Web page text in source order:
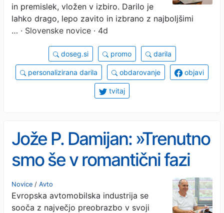
in premislek, vložen v izbiro. Darilo je
lahko drago, lepo zavito in izbrano z najboljšimi
… · Slovenske novice · 4d
doseg.si promo darila
personalizirana darila obdarovanje objavi
tvitaj
Jože P. Damijan: »Trenutno
smo še v romantični fazi
električne mobilnosti«
Novice / Avto
Evropska avtomobilska industrija se
sooča z največjo preobrazbo v svoji